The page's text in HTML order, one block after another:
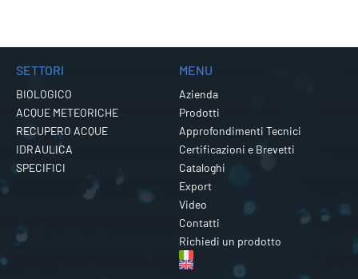
SETTORI
BIOLOGICO
ACQUE METEORICHE
RECUPERO ACQUE
IDRAULICA
SPECIFICI
MENU
Azienda
Prodotti
Approfondimenti Tecnici
Certificazioni e Brevetti
Cataloghi
Export
Video
Contatti
Richiedi un prodotto